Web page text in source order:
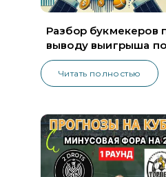
Разбор букмекеров
выводу выигрыша
налогов
Читать полностью